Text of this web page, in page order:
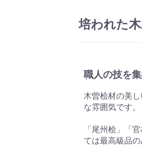
培われた
職人の技を
木曽桧材の美
な雰囲気です。
「尾州桧」「
ては最高級品の